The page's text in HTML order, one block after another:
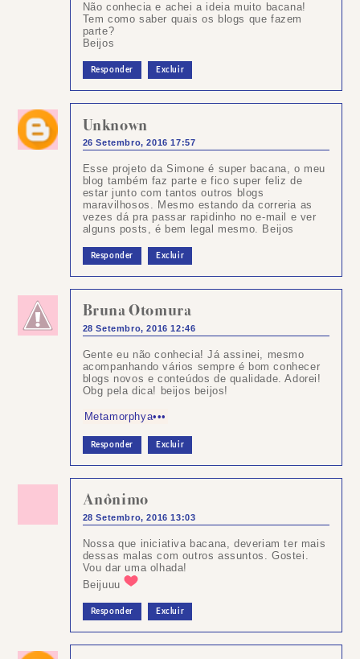
Não conhecia e achei a ideia muito bacana!
Tem como saber quais os blogs que fazem
parte?
Beijos
Responder Excluir
Unknown
26 Setembro, 2016 17:57
Esse projeto da Simone é super bacana, o meu
blog também faz parte e fico super feliz de
estar junto com tantos outros blogs
maravilhosos. Mesmo estando da correria as
vezes dá pra passar rapidinho no e-mail e ver
alguns posts, é bem legal mesmo. Beijos
Responder Excluir
Bruna Otomura
28 Setembro, 2016 12:46
Gente eu não conhecia! Já assinei, mesmo
acompanhando vários sempre é bom conhecer
blogs novos e conteúdos de qualidade. Adorei!
Obg pela dica! beijos beijos!
Metamorphya•••
Responder Excluir
Anônimo
28 Setembro, 2016 13:03
Nossa que iniciativa bacana, deveriam ter mais
dessas malas com outros assuntos. Gostei.
Vou dar uma olhada!
Beijuuu
Responder Excluir